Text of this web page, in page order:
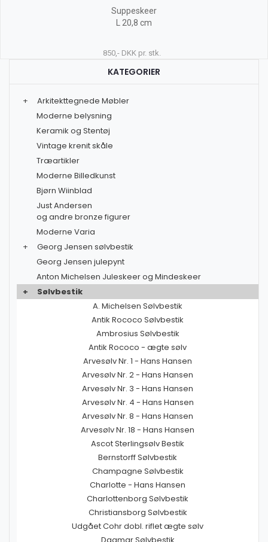
Suppeskeer
L 20,8 cm
850,- DKK pr. stk.
KATEGORIER
+
Arkitekttegnede Møbler
Moderne belysning
Keramik og Stentøj
Vintage krenit skåle
Træartikler
Moderne Billedkunst
Bjørn Wiinblad
Just Andersen
og andre bronze figurer
Moderne Varia
+
Georg Jensen sølvbestik
Georg Jensen julepynt
Anton Michelsen Juleskeer og Mindeskeer
+
Sølvbestik
A. Michelsen Sølvbestik
Antik Rococo Sølvbestik
Ambrosius Sølvbestik
Antik Rococo - ægte sølv
Arvesølv Nr. 1 - Hans Hansen
Arvesølv Nr. 2 - Hans Hansen
Arvesølv Nr. 3 - Hans Hansen
Arvesølv Nr. 4 - Hans Hansen
Arvesølv Nr. 8 - Hans Hansen
Arvesølv Nr. 18 - Hans Hansen
Ascot Sterlingsølv Bestik
Bernstorff Sølvbestik
Champagne Sølvbestik
Charlotte - Hans Hansen
Charlottenborg Sølvbestik
Christiansborg Sølvbestik
Udgået Cohr dobl. riflet ægte sølv